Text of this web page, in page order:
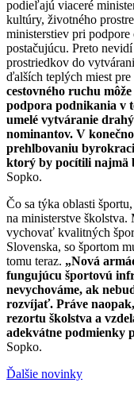
podieľajú viaceré
kultúry, životného
ministerstiev pri
postačujúcu. Preto
prostriedkov do
ďalších teplých miest
cestovného ruchu
podpora podnikania v
umelé vytváranie
nominantov. V
prehlbovaniu
ktorý by pocítili najmä
Sopko.
Čo sa týka oblasti
na ministerstve
vychovať kvalitných
Slovenska, so športom
tomu teraz. „Nová
fungujúcu športovú
nevychováme, ak
rozvíjať. Práve
rezortu školstva a
adekvátne podmienky
Sopko.
Ďalšie novinky